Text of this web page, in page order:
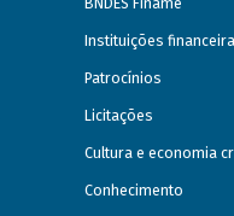
Instituições
Patrocínios
Licitações
Cultura e economia
Conhecimento